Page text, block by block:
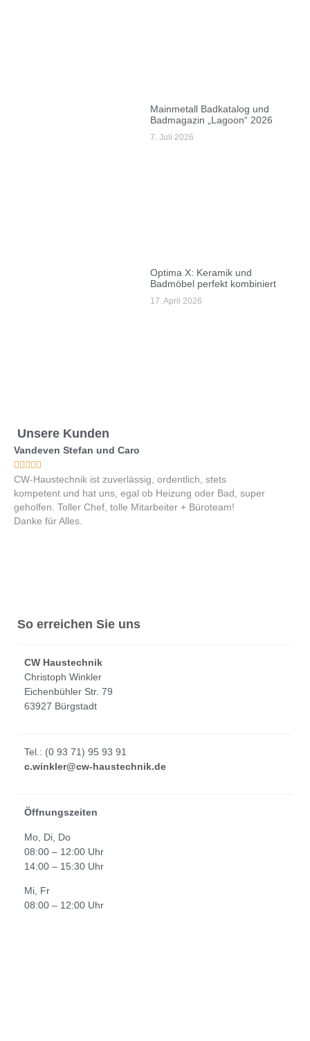
Mainmetall Badkatalog und
Badmagazin „Lagoon“ 2026
7. Juli 2026
Optima X: Keramik und
Badmöbel perfekt kombiniert
17. April 2026
Unsere Kunden
Vandeven Stefan und Caro

CW-Haustechnik ist zuverlässig, ordentlich, stets
kompetent und hat uns, egal ob Heizung oder Bad, super
geholfen. Toller Chef, tolle Mitarbeiter + Büroteam!
Danke für Alles.
So erreichen Sie uns
CW Haustechnik
Christoph Winkler
Eichenbühler Str. 79
63927 Bürgstadt
Tel.: (0 93 71) 95 93 91
c.winkler@cw-haustechnik.de
Öffnungszeiten
Mo, Di, Do
08:00 – 12:00 Uhr
14:00 – 15:30 Uhr
Mi, Fr
08:00 – 12:00 Uhr